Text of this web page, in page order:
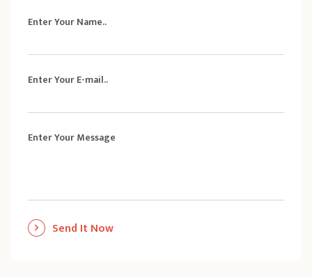
Enter Your Name..
Enter Your E-mail..
Enter Your Message
Send It Now